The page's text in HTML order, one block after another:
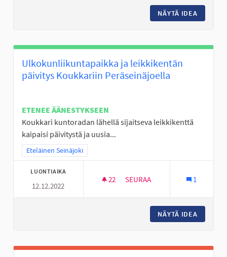
NÄYTÄ IDEA
Ulkokunliikuntapaikka ja leikkikentän
päivitys Koukkariin Peräseinäjoella
ETENEE ÄÄNESTYKSEEN
Koukkari kuntoradan lähellä sijaitseva leikkikenttä
kaipaisi päivitystä ja uusia...
Rajaa tulokset teeman mukaan: Eteläinen Seinäjoki
Eteläinen Seinäjoki
LUONTIAIKA
12.12.2022
22 22 SEURAAJAA
SEURAA 1
NÄYTÄ IDEA